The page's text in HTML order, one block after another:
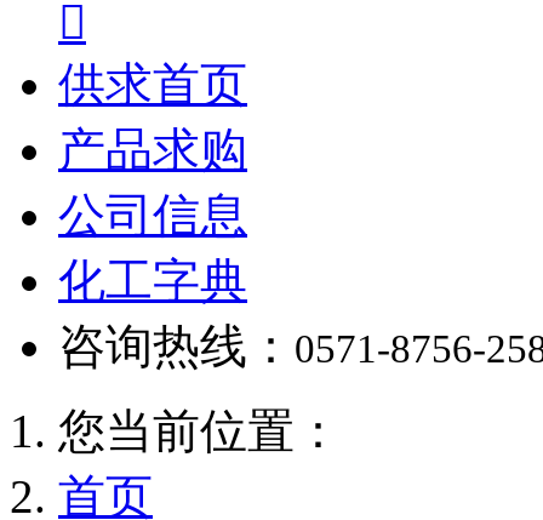

供求首页
产品求购
公司信息
化工字典
咨询热线： 0571-8756-
您当前位置：
首页